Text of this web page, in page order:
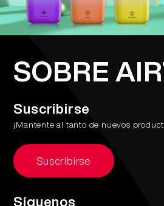
SOBRE
Suscribirse
¡Mantente al tanto de nuevos
Suscribirse
Síguenos